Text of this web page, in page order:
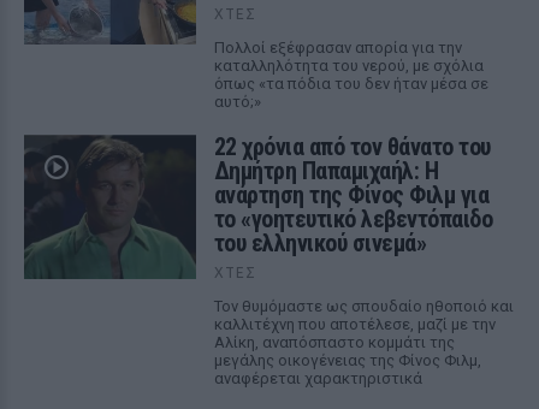
ΧΤΕΣ
Πολλοί εξέφρασαν απορία για την
καταλληλότητα του νερού, με σχόλια
όπως «τα πόδια του δεν ήταν μέσα σε
αυτό;»
22 χρόνια από τον θάνατο του
Δημήτρη Παπαμιχαήλ: Η
ανάρτηση της Φίνος Φιλμ για
το «γοητευτικό λεβεντόπαιδο
του ελληνικού σινεμά»
ΧΤΕΣ
Τον θυμόμαστε ως σπουδαίο ηθοποιό και
καλλιτέχνη που αποτέλεσε, μαζί με την
Αλίκη, αναπόσπαστο κομμάτι της
μεγάλης οικογένειας της Φίνος Φιλμ,
αναφέρεται χαρακτηριστικά